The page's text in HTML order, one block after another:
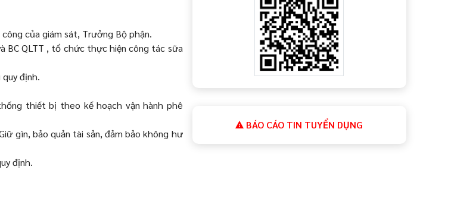
của giám sát, Trưởng Bộ phận.
BC QLTT , tổ chức thực hiện công tác sữa
định.
thiết bị theo kế hoạch vận hành phê
gìn, bảo quản tài sản, đảm bảo không hư
định.
BÁO CÁO TIN TUYỂN DỤNG